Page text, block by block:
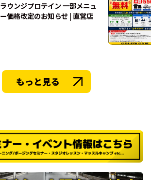
ラウンジプロテイン 一部メニュ
ー価格改定のお知らせ | 直営店
もっと見る